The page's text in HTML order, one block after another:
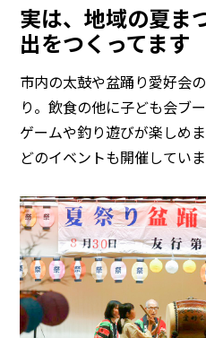
実は、地域の夏ま
出をつくってます
市内の太鼓や盆踊り愛好会
り。飲食の他に子ども会ブ
ゲームや釣り遊びが楽しめ
どのイベントも開催していま